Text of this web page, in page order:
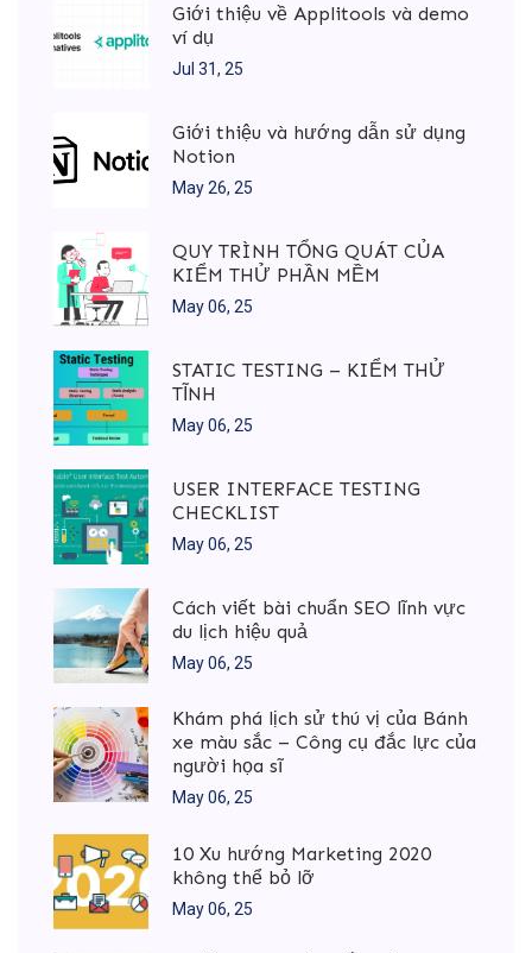
Giới thiệu về Applitools và demo
ví dụ
Jul 31, 25
Giới thiệu và hướng dẫn sử dụng
Notion
May 26, 25
QUY TRÌNH TỔNG QUÁT CỦA
KIỂM THỬ PHẦN MỀM
May 06, 25
STATIC TESTING – KIỂM THỬ
TĨNH
May 06, 25
USER INTERFACE TESTING
CHECKLIST
May 06, 25
Cách viết bài chuẩn SEO lĩnh vực
du lịch hiệu quả
May 06, 25
Khám phá lịch sử thú vị của Bánh
xe màu sắc – Công cụ đắc lực của
người họa sĩ
May 06, 25
10 Xu hướng Marketing 2020
không thể bỏ lỡ
May 06, 25